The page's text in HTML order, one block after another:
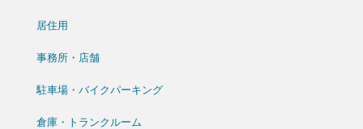
居住用
事務所・店舗
駐車場・バイクパーキング
倉庫・トランクルーム